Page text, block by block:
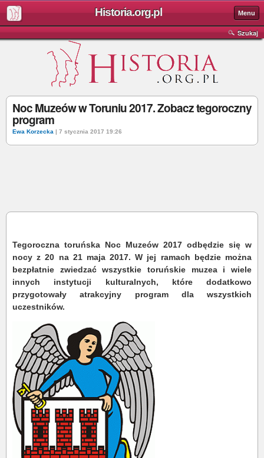
Historia.org.pl Menu
Szukaj
Noc Muzeów w Toruniu 2017. Zobacz tegoroczny
program
Ewa Korzecka | 7 stycznia 2017 19:26
Tegoroczna toruńska Noc Muzeów 2017 odbędzie się w
nocy z 20 na 21 maja 2017. W jej ramach będzie można
bezpłatnie zwiedzać wszystkie toruńskie muzea i wiele
innych instytucji kulturalnych, które dodatkowo
przygotowały atrakcyjny program dla wszystkich
uczestników.